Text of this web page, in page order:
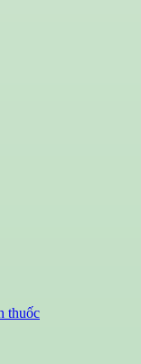
thuốc